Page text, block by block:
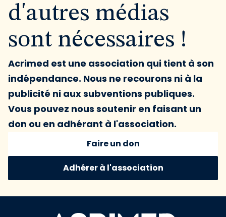
d'autres médias
sont nécessaires !
Acrimed est une association qui tient à son
indépendance. Nous ne recourons ni à la
publicité ni aux subventions publiques.
Vous pouvez nous soutenir en faisant un
don ou en adhérant à l'association.
Faire un don
Adhérer à l'association